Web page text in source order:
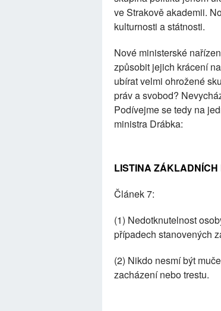
ve Strakově akademii.
kulturnosti a státnosti.
Nové ministerské
způsobit jejich krácení
ubírat velmi ohrožené
práv a svobod?
Podívejme se tedy na
ministra Drábka:
LISTINA
Článek 7:
(1) Nedotknutelnost
případech stanovených
(2) Nikdo nesmí být
zacházení nebo trestu.